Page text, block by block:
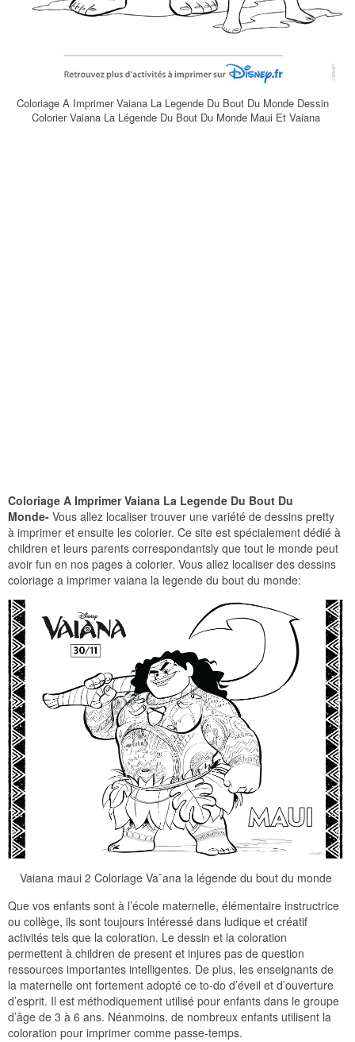
Coloriage A Imprimer Vaiana La Legende Du Bout Du Monde Dessin
Colorier Vaiana La Légende Du Bout Du Monde Maui Et Vaiana
Coloriage A Imprimer Vaiana La Legende Du Bout Du
Monde- Vous allez localiser trouver une variété de dessins pretty
à imprimer et ensuite les colorier. Ce site est spécialement dédié à
children et leurs parents correspondantsly que tout le monde peut
avoir fun en nos pages à colorier. Vous allez localiser des dessins
coloriage a imprimer vaiana la legende du bout du monde:
Vaiana maui 2 Coloriage Va¯ana la légende du bout du monde
Que vos enfants sont à l’école maternelle, élémentaire instructrice
ou collège, ils sont toujours intéressé dans ludique et créatif
activités tels que la coloration. Le dessin et la coloration
permettent à children de present et injures pas de question
ressources importantes intelligentes. De plus, les enseignants de
la maternelle ont fortement adopté ce to-do d’éveil et d’ouverture
d’esprit. Il est méthodiquement utilisé pour enfants dans le groupe
d’âge de 3 à 6 ans. Néanmoins, de nombreux enfants utilisent la
coloration pour imprimer comme passe-temps.